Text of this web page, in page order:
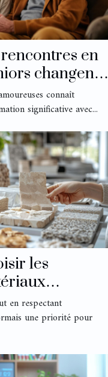
en
changent-
connaît
significative avec...
les
votre
en respectant
une priorité pour